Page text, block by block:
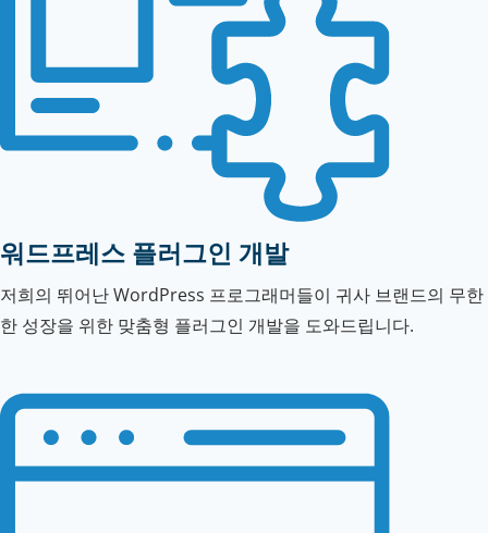
워드프레스 플러그인 개발
저희의 뛰어난 WordPress 프로그래머들이 귀사 브랜드의 무한
한 성장을 위한 맞춤형 플러그인 개발을 도와드립니다.